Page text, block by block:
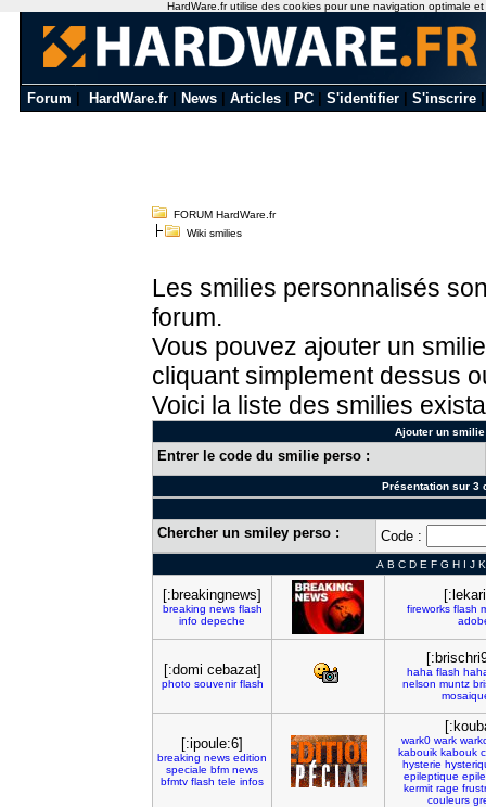
Forum HardWare.fr News Articles PC S'identifier S'inscrire
FORUM HardWare.fr
Wiki smilies
Les smilies personnalisés
forum.
Vous pouvez ajouter un
cliquant simplement dessus
Voici la liste des smilies
Ajouter un
Entrer le code du smilie perso :
Présentation sur 3
Chercher un smiley perso : Code :
A B C D E F G H I J K
[:breakingnews]
breaking news flash
info depeche
fireworks flash
[:domi cebazat]
photo souvenir flash
haha flash
nelson muntz
[:ipoule:6]
breaking news edition
speciale bfm news
bfmtv flash tele infos
wark0 wark
kabouik kabouk
hysterie
epileptique
kermit rage
couleurs
HardWare.fr utilise des cookies pour une navigation optimale